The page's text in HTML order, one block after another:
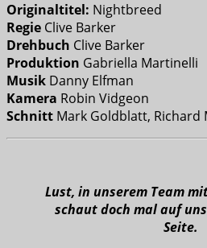
Originaltitel: Nightbreed
Regie Clive Barker
Drehbuch Clive Barker
Produktion Gabriella Martinelli
Musik Danny Elfman
Kamera Robin Vidgeon
Schnitt Mark Goldblatt, Richard
Lust, in unserem Team
schaut doch mal auf
Seite.